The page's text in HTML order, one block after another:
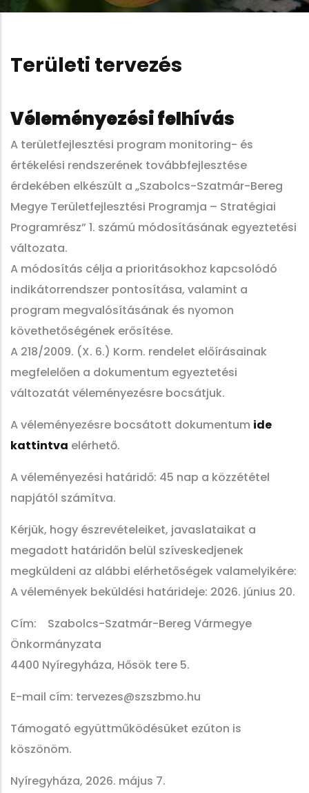
Területi tervezés
Véleményezési felhívás
A területfejlesztési program monitoring- és
értékelési rendszerének továbbfejlesztése
érdekében elkészült a „Szabolcs-Szatmár-Bereg
Megye Területfejlesztési Programja – Stratégiai
Programrész” 1. számú módosításának egyeztetési
változata.
A módosítás célja a prioritásokhoz kapcsolódó
indikátorrendszer pontosítása, valamint a
program megvalósításának és nyomon
követhetőségének erősítése.
A 218/2009. (X. 6.) Korm. rendelet előírásainak
megfelelően a dokumentum egyeztetési
változatát véleményezésre bocsátjuk.
A véleményezésre bocsátott dokumentum ide
kattintva elérhető.
A véleményezési határidő: 45 nap a közzététel
napjától számítva.
Kérjük, hogy észrevételeiket, javaslataikat a
megadott határidőn belül szíveskedjenek
megküldeni az alábbi elérhetőségek valamelyikére:
A vélemények beküldési határideje: 2026. június 20.
Cím: Szabolcs-Szatmár-Bereg Vármegye
Önkormányzata
4400 Nyíregyháza, Hősök tere 5.
E-mail cím: tervezes@szszbmo.hu
Támogató együttműködésüket ezúton is
köszönöm.
Nyíregyháza, 2026. május 7.